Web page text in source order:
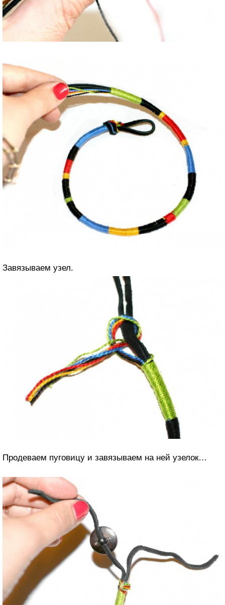
Завязываем узел.
Продеваем пуговицу и завязываем на ней узелок…